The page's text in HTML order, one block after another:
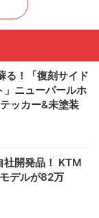
る！「復刻サイド
」ニューパールホ
ッカー&未塗装
社開発品！ KTM
デルが82万